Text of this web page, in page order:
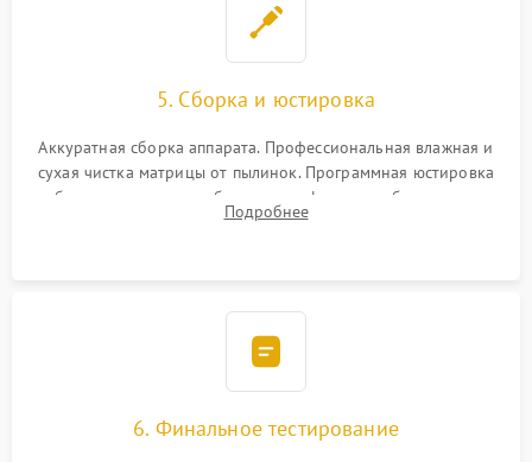
5. Сборка и юстировка
Аккуратная сборка аппарата. Профессиональная влажная и
сухая чистка матрицы от пылинок. Программная юстировка
рабочего отрезка, калибровка автофокуса, стабилизатора и
экспозамера с помощью сервисного ПО.
Подробнее
6. Финальное тестирование